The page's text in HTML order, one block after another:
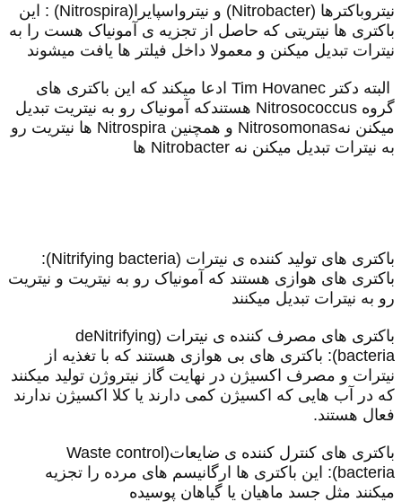
نیتروباکترها (Nitrobacter) و نیترواسپایرا(Nitrospira) : این
باکتری ها نیتریتی که حاصل از تجزیه ی آمونیاک هست را به
نیترات تبدیل میکنن و معمولا داخل فیلتر ها یافت میشوند
البته دکتر Tim Hovanec ادعا میکند که این باکتری های
گروه Nitrosococcus هستندکه آمونیاک رو به نیتریت تبدیل
میکنن نهNitrosomonas و همچنین Nitrospira ها نیتریت رو
به نیترات تبدیل میکنن نه Nitrobacter ها
باکتری های تولید کننده ی نیترات (Nitrifying bacteria
):
باکتری های هوازی هستند که آمونیاک رو به نیتریت و نیتریت
رو به نیترات تبدیل میکنند
باکتری های مصرف کننده ی نیترات (deNitrifying
bacteria): باکتری های بی هوازی هستند که با تغذیه از
نیترات و مصرف اکسیژن در نهایت گاز نیتروژن تولید میکنند
که در آب هایی که اکسیژن کمی دارند یا کلا اکسیژن ندارند
فعال هستند.
باکتری های کنترل کننده ی ضایعات(Waste control
bacteria): این باکتری ها ارگانیسم های مرده را تجزیه
میکنند مثل جسد ماهیان یا گیاهان پوسیده